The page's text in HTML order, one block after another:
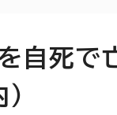
自死で